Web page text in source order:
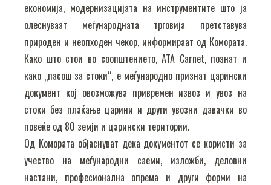
економија, модернизацијата на инструментите што ја
олеснуваат меѓународната трговија претставува
природен и неопходен чекор, информираат од Комората.
Како што стои во соопштението, ATA Carnet, познат и
како „пасош за стоки“, е меѓународно признат царински
документ кој овозможува привремен извоз и увоз на
стоки без плаќање царини и други увозни давачки во
повеќе од 80 земји и царински територии.
Од Комората објаснуват дека документот се користи за
учество на меѓународни саеми, изложби, деловни
настани, професионална опрема и други форми на